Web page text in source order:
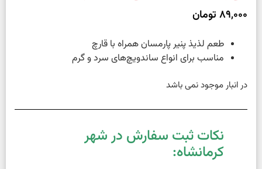
89,000 تومان
طعم لذیذ پنیر پارمسان همراه با قارچ
مناسب برای انواع ساندویچ‌های سرد و گرم
در انبار موجود نمی باشد
نکات ثبت سفارش در شهر
کرمانشاه: